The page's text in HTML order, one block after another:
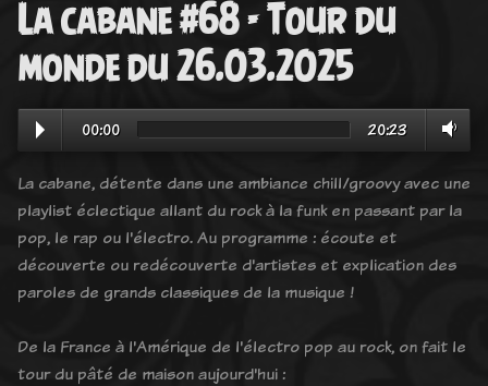
La cabane #68 - Tour du
monde du 26.03.2025
00:00 20:23
La cabane, détente dans une ambiance chill/groovy avec une
playlist éclectique allant du rock à la funk en passant par la
pop, le rap ou l'électro. Au programme : écoute et
découverte ou redécouverte d'artistes et explication des
paroles de grands classiques de la musique !
De la France à l'Amérique de l'électro pop au rock, on fait le
tour du pâté de maison aujourd'hui :